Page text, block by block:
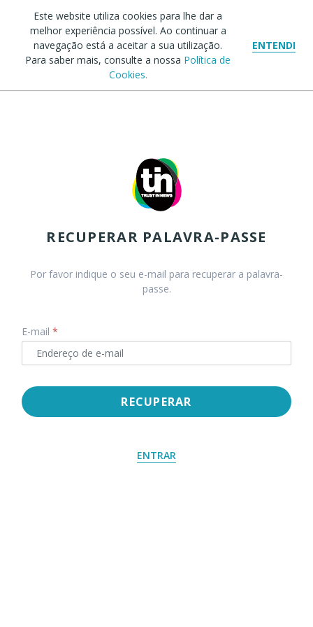
Este website utiliza cookies para lhe dar a
melhor experiência possível. Ao continuar a
navegação está a aceitar a sua utilização.
Para saber mais, consulte a nossa Política de
Cookies.
ENTENDI
RECUPERAR PALAVRA-PASSE
Por favor indique o seu e-mail para recuperar a palavra-
passe.
E-mail *
RECUPERAR
ENTRAR